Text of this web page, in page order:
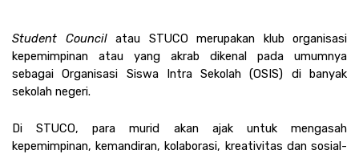
Student Council atau STUCO merupakan klub organisasi
kepemimpinan atau yang akrab dikenal pada umumnya
sebagai Organisasi Siswa Intra Sekolah (OSIS) di banyak
sekolah negeri.
Di STUCO, para murid akan ajak untuk mengasah
kepemimpinan, kemandiran, kolaborasi, kreativitas dan sosial-